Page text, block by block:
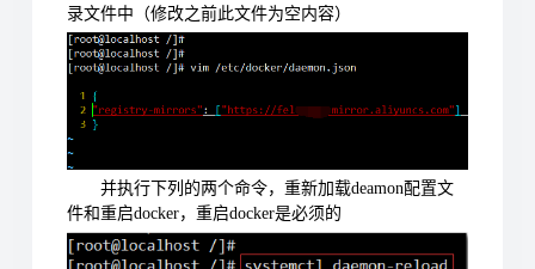
录文件中（修改之前此文件为空内容）
并执行下列的两个命令，重新加载deamon配置文
件和重启docker，重启docker是必须的